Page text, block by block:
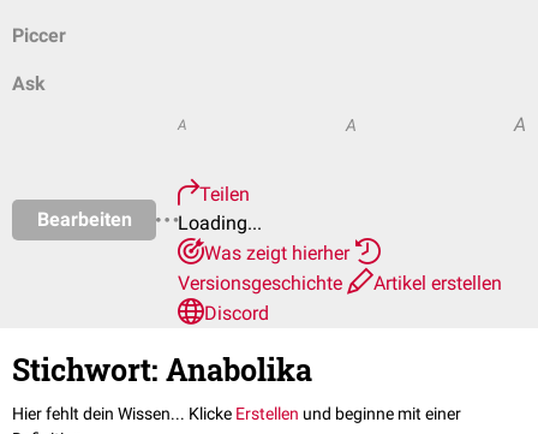
Piccer
Ask
Bearbeiten
A A A
Teilen
Loading...
Was zeigt hierher
Versionsgeschichte
Artikel erstellen
Discord
Stichwort: Anabolika
Hier fehlt dein Wissen... Klicke Erstellen und beginne mit einer